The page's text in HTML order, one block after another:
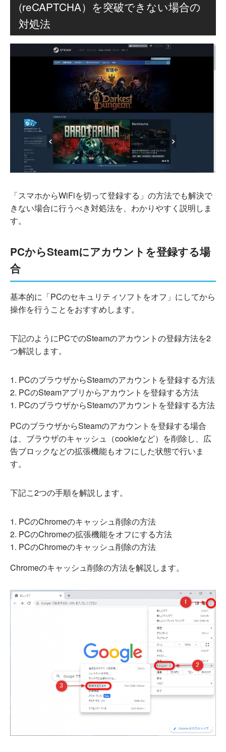
(reCAPTCHA）を突破できない場合の
対処法
「スマホからWiFiを切って登録する」の方法でも解決で
きない場合に行うべき対処法を、わかりやすく説明しま
す。
PCからSteamにアカウントを登録する場
合
基本的に「PCのセキュリティソフトをオフ」にしてから
操作を行うことをおすすめします。
下記のようにPCでのSteamのアカウントの登録方法を2
つ解説します。
PCのブラウザからSteamのアカウントを登録する方法
PCのSteamアプリからアカウントを登録する方法
1. PCのブラウザからSteamのアカウントを登録する方法
PCのブラウザからSteamのアカウントを登録する場合
は、ブラウザのキャッシュ（cookieなど）を削除し、広
告ブロックなどの拡張機能もオフにした状態で行いま
す。
下記こ2つの手順を解説します。
PCのChromeのキャッシュ削除の方法
PCのChromeの拡張機能をオフにする方法
1. PCのChromeのキャッシュ削除の方法
Chromeのキャッシュ削除の方法を解説します。